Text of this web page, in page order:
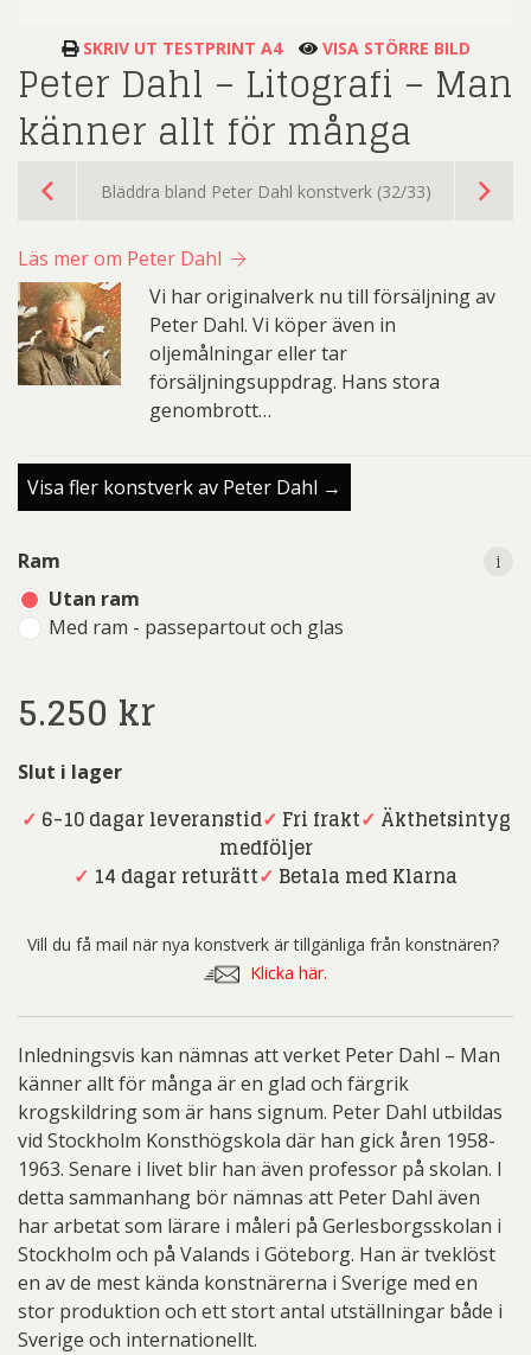
SKRIV UT TESTPRINT A4 VISA STÖRRE BILD
Peter Dahl – Litografi – Man
känner allt för många
Bläddra bland Peter Dahl konstverk (32/33)
Läs mer om Peter Dahl
Vi har originalverk nu till försäljning av
Peter Dahl. Vi köper även in
oljemålningar eller tar
försäljningsuppdrag. Hans stora
genombrott…
Visa fler konstverk av Peter Dahl →
Ram
Utan ram
Med ram - passepartout och glas
i
5.250 kr
Slut i lager
✓ 6-10 dagar leveranstid✓ Fri frakt✓ Äkthetsintyg
medföljer
✓ 14 dagar returätt✓ Betala med Klarna
Vill du få mail när nya konstverk är tillgänliga från konstnären?
Klicka här.
Inledningsvis kan nämnas att verket Peter Dahl – Man
känner allt för många är en glad och färgrik
krogskildring som är hans signum. Peter Dahl utbildas
vid Stockholm Konsthögskola där han gick åren 1958-
1963. Senare i livet blir han även professor på skolan. I
detta sammanhang bör nämnas att Peter Dahl även
har arbetat som lärare i måleri på Gerlesborgsskolan i
Stockholm och på Valands i Göteborg. Han är tveklöst
en av de mest kända konstnärerna i Sverige med en
stor produktion och ett stort antal utställningar både i
Sverige och internationellt.